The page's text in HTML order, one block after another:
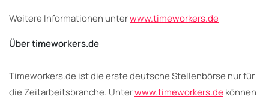
Weitere Informationen unterwww.timeworkers.de
Über timeworkers.de
Timeworkers.de ist die erste deutsche Stellenbörse nur für
die Zeitarbeitsbranche. Unterwww.timeworkers.dekönnen